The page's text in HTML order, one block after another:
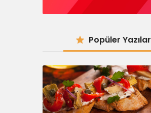
Popüler Yazılar